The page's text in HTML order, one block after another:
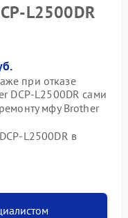
L2500DR
при отказе
DCP-L2500DR сами
мфу Brother
L2500DR в